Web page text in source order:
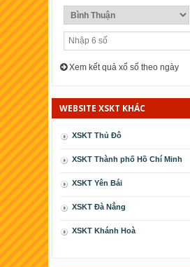
Xem kết quả xổ số theo ngày
WEBSITE XSKT KHÁC
XSKT Thủ Đô
XSKT Thành phố Hồ Chí Minh
XSKT Yên Bái
XSKT Ðà Nẳng
XSKT Khánh Hoà